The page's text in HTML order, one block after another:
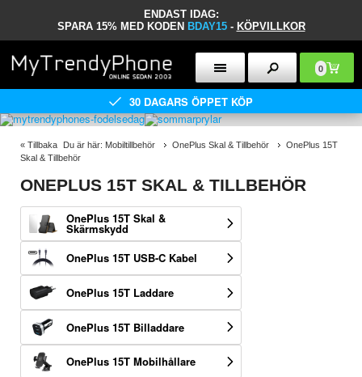
ENDAST IDAG:
SPARA 15% MED KODEN BDAY15 - KÖPVILLKOR
0
30 DAGARS ÖPPET KÖP
« Tillbaka Du är här: Mobiltillbehör OnePlus Skal & Tillbehör
OnePlus 15T
Skal & Tillbehör
ONEPLUS 15T SKAL & TILLBEHÖR
OnePlus 15T Skal &
Skärmskydd
OnePlus 15T USB-C Kabel
OnePlus 15T Laddare
OnePlus 15T Billaddare
OnePlus 15T Mobilhållare